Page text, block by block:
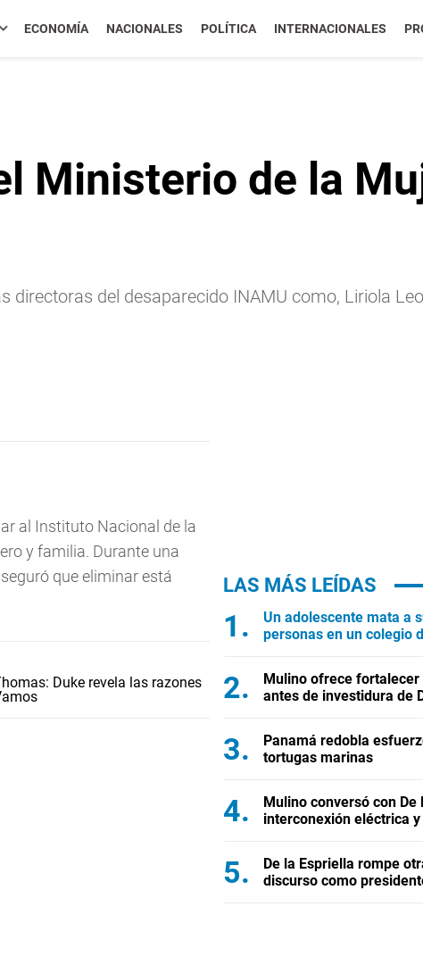
ECONOMÍA NACIONALES POLÍTICA INTERNACIONALES
Ministerio de la
del desaparecido INAMU como, Liriola
al Instituto Nacional de la
y familia. Durante una
que eliminar está
Duke revela las razones
LAS MÁS LEÍDAS
Un adolescente mata a
personas en un colegio
Mulino ofrece fortalecer
antes de investidura de
Panamá redobla
tortugas marinas
Mulino conversó con De
interconexión eléctrica
De la Espriella rompe
discurso como